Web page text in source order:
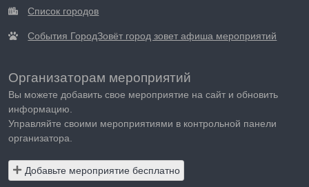
Список городов
События ГородЗовёт город зовет афиша мероприятий
Организаторам мероприятий
Вы можете добавить свое мероприятие на сайт и обновить
информацию.
Управляйте своими мероприятиями в контрольной панели
организатора.
Добавьте мероприятие бесплатно